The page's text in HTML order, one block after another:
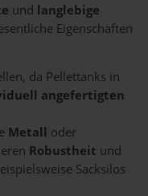
und langlebige
Eigenschaften
da Pellettanks in
angefertigten
Metall oder
Robustheit und
Sacksilos